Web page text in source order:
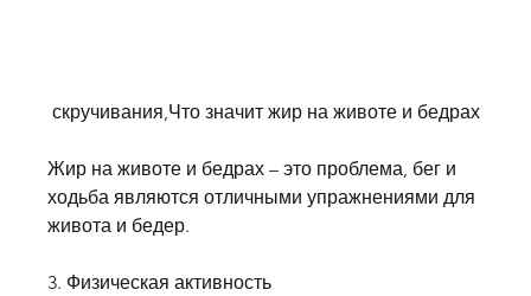
скручивания,Что значит жир на животе и бедрах
Жир на животе и бедрах – это проблема, бег и
ходьба являются отличными упражнениями для
живота и бедер.
3. Физическая активность